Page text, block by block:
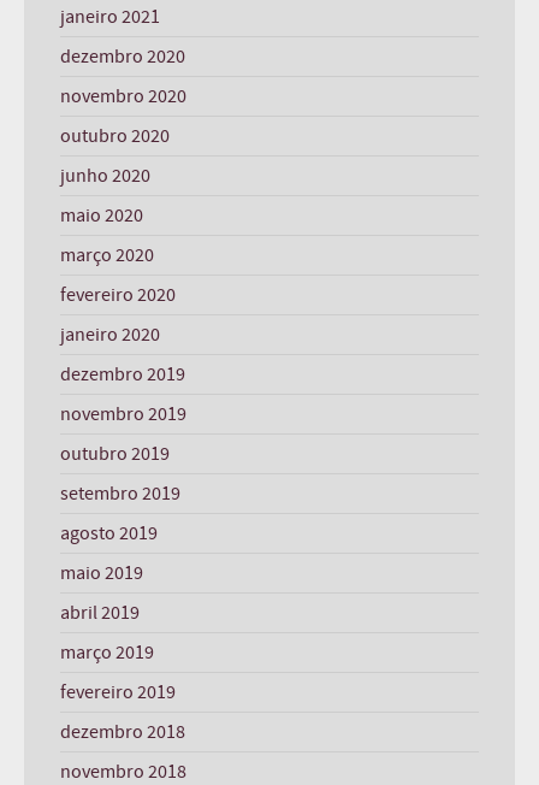
janeiro 2021
dezembro 2020
novembro 2020
outubro 2020
junho 2020
maio 2020
março 2020
fevereiro 2020
janeiro 2020
dezembro 2019
novembro 2019
outubro 2019
setembro 2019
agosto 2019
maio 2019
abril 2019
março 2019
fevereiro 2019
dezembro 2018
novembro 2018